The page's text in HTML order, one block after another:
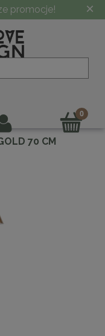
promocje! ×
70 CM